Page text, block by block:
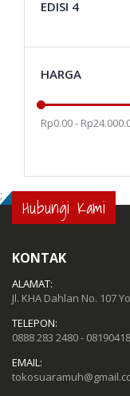
EDISI 4
HARGA
Rp0.00 -
; Hubungi Kami
KONTAK
ALAMAT:
Jl. KHA Dahlan No. 107
TELEPON:
0888 283 2480 -
EMAIL: